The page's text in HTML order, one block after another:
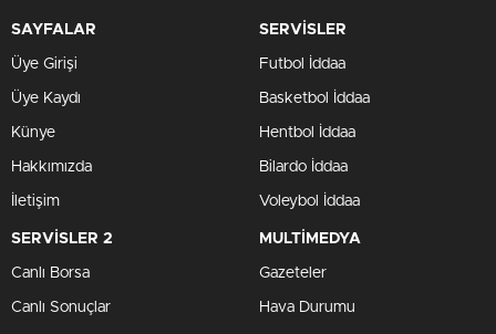
SAYFALAR
Üye Girişi
Üye Kaydı
Künye
Hakkımızda
İletişim
SERVİSLER
Futbol İddaa
Basketbol İddaa
Hentbol İddaa
Bilardo İddaa
Voleybol İddaa
SERVİSLER 2
Canlı Borsa
Canlı Sonuçlar
MULTİMEDYA
Gazeteler
Hava Durumu